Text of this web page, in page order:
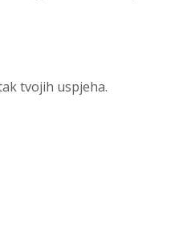
tvojih uspjeha.